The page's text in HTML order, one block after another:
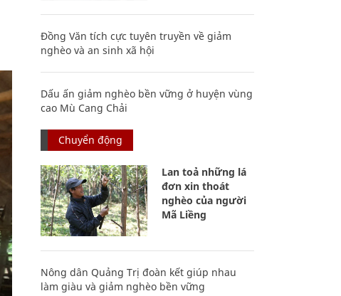
Đồng Văn tích cực tuyên truyền về giảm
nghèo và an sinh xã hội
Dấu ấn giảm nghèo bền vững ở huyện vùng
cao Mù Cang Chải
Chuyển động
Lan toả những lá
đơn xin thoát
nghèo của người
Mã Liềng
Nông dân Quảng Trị đoàn kết giúp nhau
làm giàu và giảm nghèo bền vững